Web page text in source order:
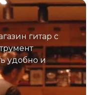
гитар с
удобно и